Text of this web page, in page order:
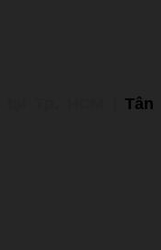
Tân